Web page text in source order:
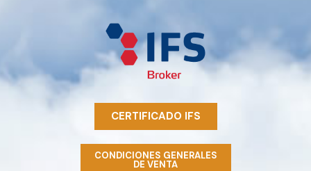
CERTIFICADO IFS
CONDICIONES GENERALES
DE VENTA